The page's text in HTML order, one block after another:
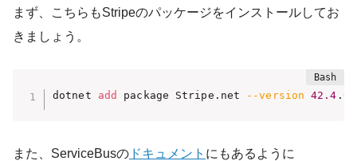
まず、こちらもStripeのパッケージをインストールしてお
きましょう。
dotnet add package Stripe.net --version 42.4 .0
また、ServiceBusの ドキュメント にもあるように